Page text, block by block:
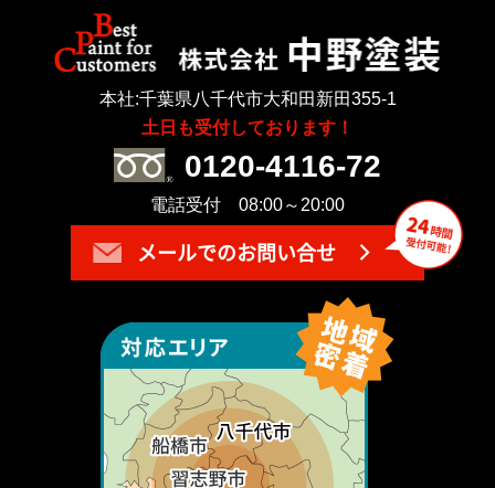
本社:千葉県八千代市大和田新田355-1
土日も受付しております！
0120-4116-72
電話受付 08:00～20:00
メールでのお問い合せ